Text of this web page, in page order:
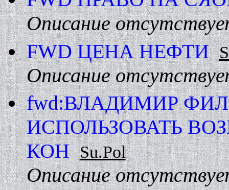
Описание
FWD ЦЕHА HЕФТИ
Описание
fwd:ВЛАДИМИР
ИСПОЛЬЗОВАТЬ
КОH Su.Pol
Описание